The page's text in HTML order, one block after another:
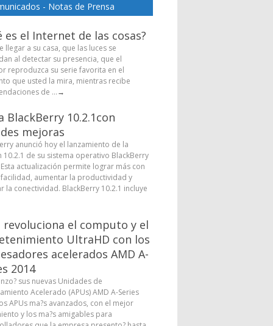
- Notas de Prensa
es el Internet de las cosas?
llegar a su casa, que las luces se
al detectar su presencia, que el
reproduzca su serie favorita en el
que usted la mira, mientras recibe
de ...→
BlackBerry 10.2.1con
mejoras
anunció hoy el lanzamiento de la
10.2.1 de su sistema operativo BlackBerry
actualización permite lograr más con
aumentar la productividad y
la conectividad. BlackBerry 10.2.1 incluye
revoluciona el computo y el
UltraHD con los
acelerados AMD A-
2014
sus nuevas Unidades de
Acelerado (APUs) AMD A-Series
APUs ma?s avanzados, con el mejor
y los ma?s amigables para